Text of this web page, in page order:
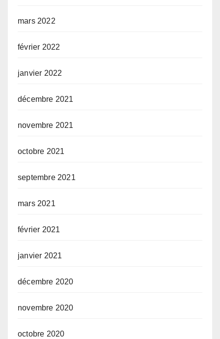
mars 2022
février 2022
janvier 2022
décembre 2021
novembre 2021
octobre 2021
septembre 2021
mars 2021
février 2021
janvier 2021
décembre 2020
novembre 2020
octobre 2020